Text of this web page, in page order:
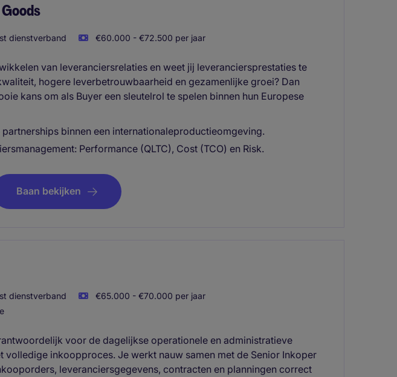
dienstverband €60.000 - €72.500 per jaar
van leveranciersrelaties en weet jij leveranciersprestaties te
hogere leverbetrouwbaarheid en gezamenlijke groei? Dan
kans om als Buyer een sleutelrol te spelen binnen hun Europese
binnen een internationaleproductieomgeving.
Performance (QLTC), Cost (TCO) en Risk.
Baan bekijken
dienstverband
€65.000 - €70.000 per jaar
voor de dagelijkse operationele en administratieve
volledige inkoopproces. Je werkt nauw samen met de Senior Inkoper
leveranciersgegevens, contracten en planningen correct